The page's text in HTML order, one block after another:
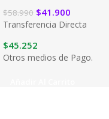
$58.990 $41.900
Transferencia Directa
$45.252
Otros medios de Pago.